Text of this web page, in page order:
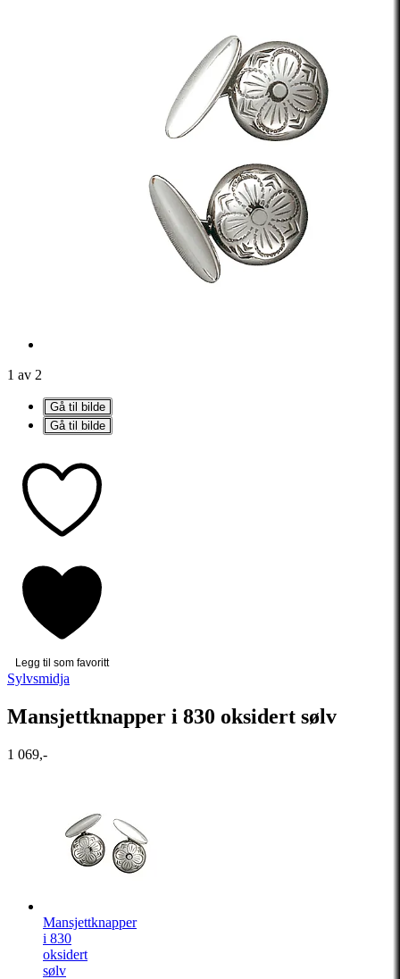
1 av 2
Gå til bilde
Gå til bilde
Legg til som favoritt
Sylvsmidja
Mansjettknapper i 830 oksidert sølv
1 069,-
Mansjettknapper
i 830
oksidert
sølv